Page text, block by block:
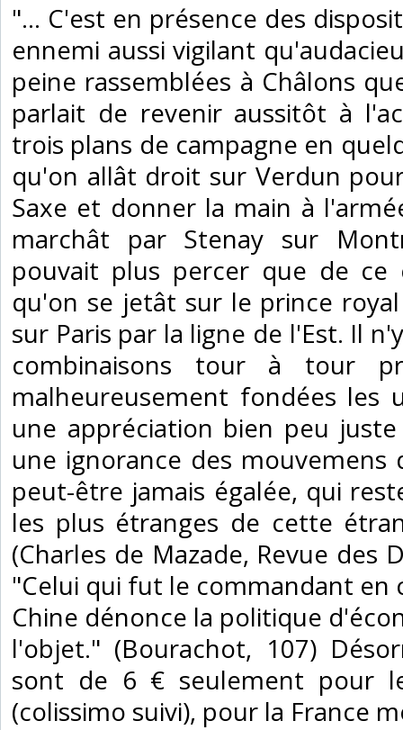
‎"... C'est en présence des
ennemi aussi vigilant
peine rassemblées à Châlons
parlait de revenir aussitôt à
trois plans de campagne en
qu'on allât droit sur Verdun
Saxe et donner la main à
marchât par Stenay sur
pouvait plus percer que de
qu'on se jetât sur le prince
sur Paris par la ligne de l'Est. Il
combinaisons tour à tour
malheureusement fondées les
une appréciation bien peu
une ignorance des
peut-être jamais égalée, qui
les plus étranges de cette
(Charles de Mazade, Revue des
"Celui qui fut le commandant
Chine dénonce la politique
l'objet." (Bourachot, 107)
sont de 6 € seulement pour
(colissimo suivi), pour la France